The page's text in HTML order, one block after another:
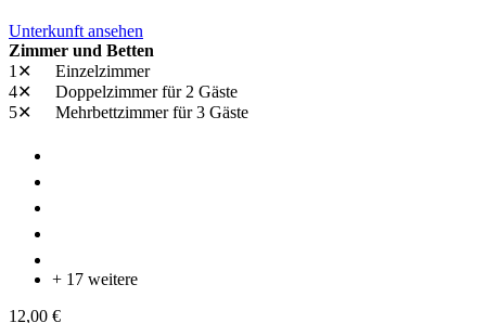
Unterkunft ansehen
Zimmer und Betten
1✕
Einzelzimmer
4✕
Doppelzimmerfür 2 Gäste
5✕
Mehrbettzimmerfür 3 Gäste
+ 17 weitere
12,00 €